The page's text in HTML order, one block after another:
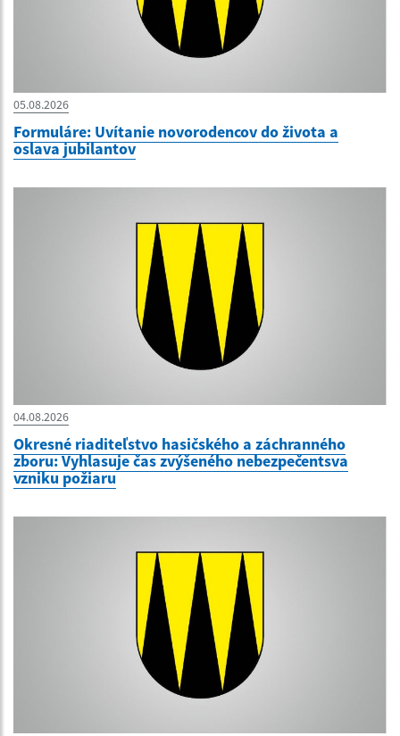
05.08.2026
Formuláre: Uvítanie novorodencov do života a
oslava jubilantov
04.08.2026
Okresné riaditeľstvo hasičského a záchranného
zboru: Vyhlasuje čas zvýšeného nebezpečentsva
vzniku požiaru